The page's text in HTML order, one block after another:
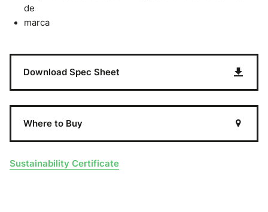
de
marca
Download Spec Sheet
Where to Buy
Sustainability Certificate